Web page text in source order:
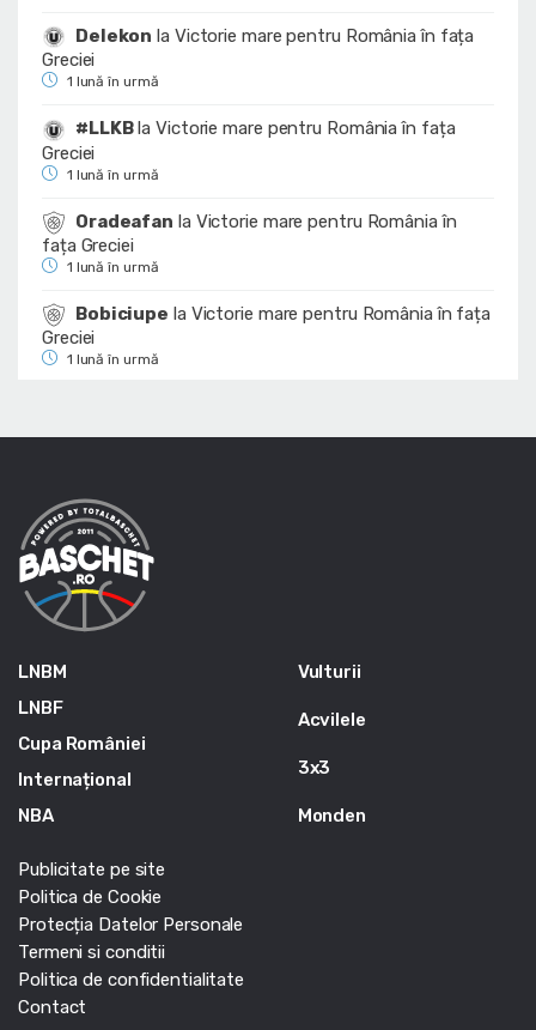
Delekon la Victorie mare pentru România în fața
Greciei
1 lună în urmă
#LLKBlaVictorie mare pentru România în fața
Greciei
1 lună în urmă
Oradeafan la Victorie mare pentru România în
fața Greciei
1 lună în urmă
Bobiciupe la Victorie mare pentru România în fața
Greciei
1 lună în urmă
LNBM
LNBF
Cupa României
Internațional
NBA
Vulturii
Acvilele
3x3
Monden
Publicitate pe site
Politica de Cookie
Protecția Datelor Personale
Termeni si conditii
Politica de confidentialitate
Contact